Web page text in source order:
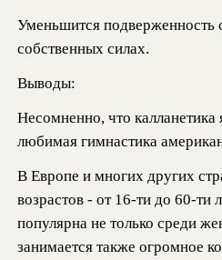
Уменьшится подверженность
собственных силах.
Выводы:
Несомненно, что
любимая гимнастика
В Европе и многих других
возрастов - от 16-ти до 60-ти
популярна не только среди
занимается также огромное